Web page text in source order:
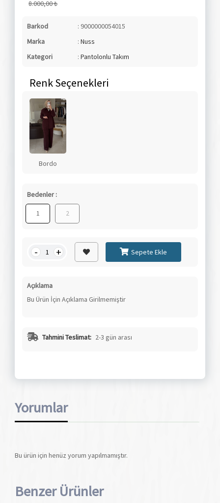
8.000,00 ₺
Barkod
: 9000000054015
Marka
: Nuss
Kategori
: Pantolonlu Takım
Renk Seçenekleri
Bordo
Bedenler :
1 2
- + Sepete Ekle
Açıklama
Bu Ürün İçin Açıklama Girilmemiştir
Tahmini Teslimat: 2-3 gün arası
Yorumlar
Bu ürün için henüz yorum yapılmamıştır.
Benzer Ürünler